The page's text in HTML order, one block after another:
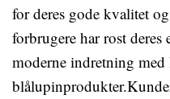
for deres gode kvalitet
forbrugere har rost
moderne indretning